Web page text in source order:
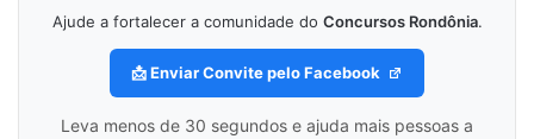
Ajude a fortalecer a comunidade do Concursos Rondônia.
📩 Enviar Convite pelo Facebook
Leva menos de 30 segundos e ajuda mais pessoas a